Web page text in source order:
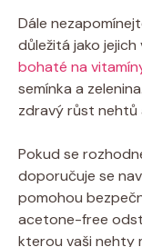
Dále
důležitá jako
bohaté na
semínka a
zdravý růst nehtů
Pokud se
doporučuje se
pomohou
acetone-free
kterou vaši nehty